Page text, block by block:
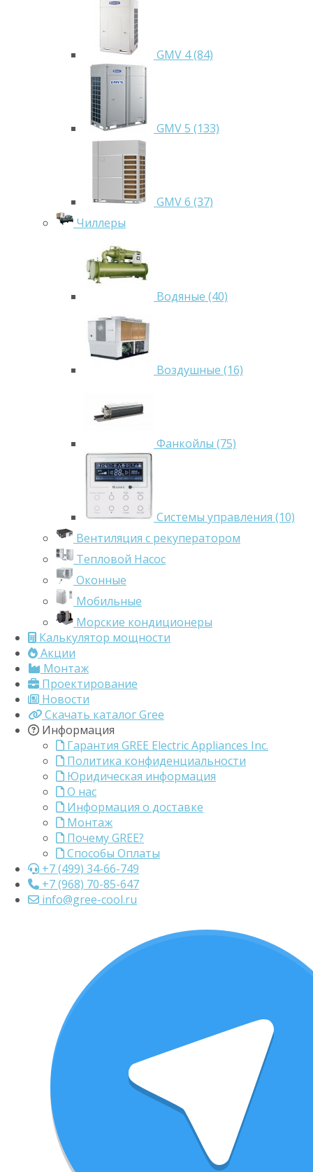
GMV 4 (84)
GMV 5 (133)
GMV 6 (37)
Чиллеры
Водяные (40)
Воздушные (16)
Фанкойлы (75)
Системы управления (10)
Вентиляция с рекуператором
Тепловой Насос
Оконные
Мобильные
Морские кондиционеры
Калькулятор мощности
Акции
Монтаж
Проектирование
Новости
Скачать каталог Gree
Информация
Гарантия GREE Electric Appliances Inc.
Политика конфиденциальности
Юридическая информация
О нас
Информация о доставке
Монтаж
Почему GREE?
Способы Оплаты
+7 (499) 34-66-749
+7 (968) 70-85-647
info@gree-cool.ru